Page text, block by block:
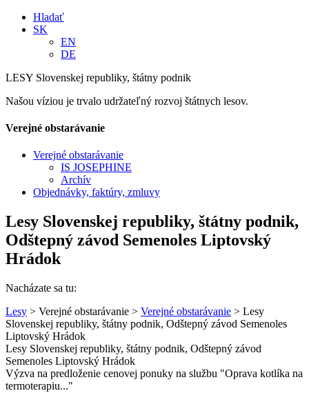
Hladať
SK
EN
DE
LESY Slovenskej republiky, štátny podnik
Našou víziou je trvalo udržateľný rozvoj štátnych lesov.
Verejné obstarávanie
Verejné obstarávanie
IS JOSEPHINE
Archív
Objednávky, faktúry, zmluvy
Lesy Slovenskej republiky, štátny podnik,
Odštepný závod Semenoles Liptovský
Hrádok
Nacházate sa tu:
Lesy > Verejné obstarávanie > Verejné obstarávanie > Lesy
Slovenskej republiky, štátny podnik, Odštepný závod Semenoles
Liptovský Hrádok
Lesy Slovenskej republiky, štátny podnik, Odštepný závod
Semenoles Liptovský Hrádok
Výzva na predloženie cenovej ponuky na službu "Oprava kotlíka na
termoterapiu..."